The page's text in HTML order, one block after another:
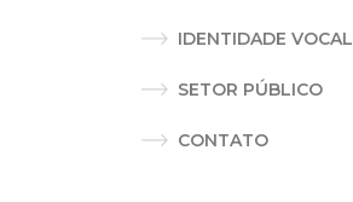
IDENTIDADE VOCAL
SETOR PÚBLICO
CONTATO